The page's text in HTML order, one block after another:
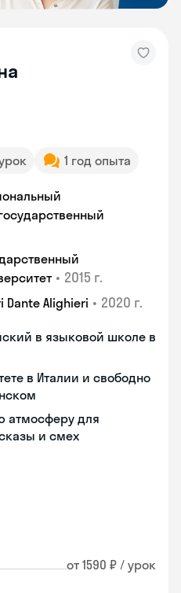
1 год опыта
• 2015 г.
Dante Alighieri • 2020 г.
в языковой школе в
в Италии и свободно
атмосферу для
и смех
от 1590 ₽ / урок